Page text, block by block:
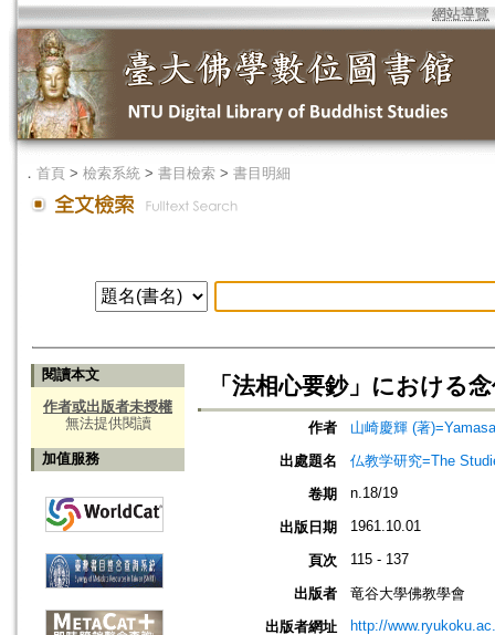
網站導覽
． 首頁 > 檢索系統 > 書目檢索 > 書目明細
閱讀本文
作者或出版者未授權
無法提供閱讀
加值服務
「法相心要鈔」におけ
作者
山崎慶輝 (著
出處題名
仏教学研究=The
卷期
n.18/19
出版日期 1961.10.01
頁次 115 - 137
出版者
竜谷大學佛教學會
出版者網址
http://